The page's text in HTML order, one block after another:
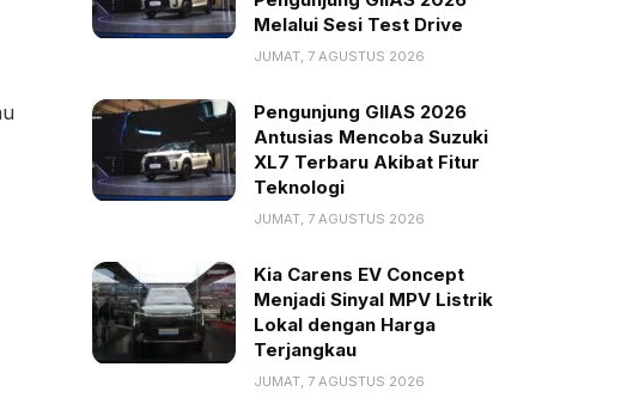
Melalui Sesi Test Drive
JUMAT, 7 AGUSTUS 2026
Pengunjung GIIAS 2026
Antusias Mencoba Suzuki
XL7 Terbaru Akibat Fitur
Teknologi
JUMAT, 7 AGUSTUS 2026
Kia Carens EV Concept
Menjadi Sinyal MPV Listrik
Lokal dengan Harga
Terjangkau
JUMAT, 7 AGUSTUS 2026